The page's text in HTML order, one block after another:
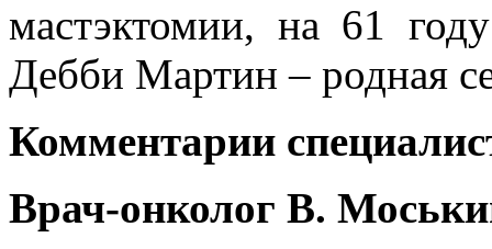
мастэктомии, на 61
Дебби Мартин – родная
Комментарии
Врач-онколог В.